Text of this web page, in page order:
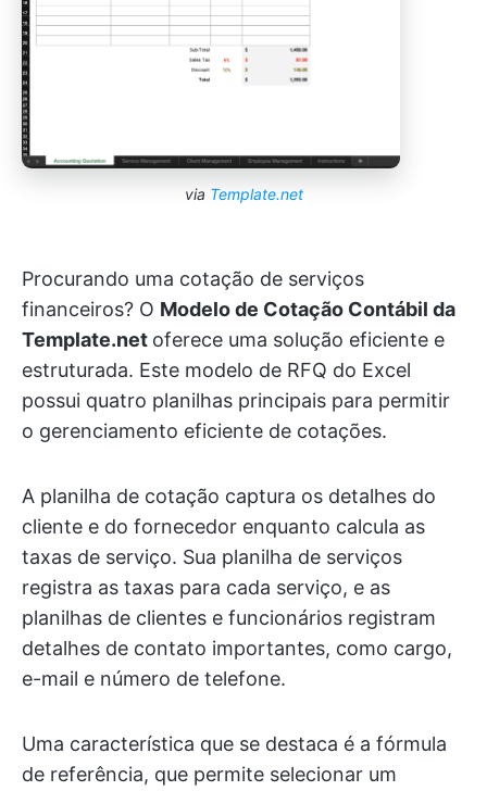
via Template.net
Procurando uma cotação de serviços
financeiros? O Modelo de Cotação Contábil da
Template.net oferece uma solução eficiente e
estruturada. Este modelo de RFQ do Excel
possui quatro planilhas principais para permitir
o gerenciamento eficiente de cotações.
A planilha de cotação captura os detalhes do
cliente e do fornecedor enquanto calcula as
taxas de serviço. Sua planilha de serviços
registra as taxas para cada serviço, e as
planilhas de clientes e funcionários registram
detalhes de contato importantes, como cargo,
e-mail e número de telefone.
Uma característica que se destaca é a fórmula
de referência, que permite selecionar um